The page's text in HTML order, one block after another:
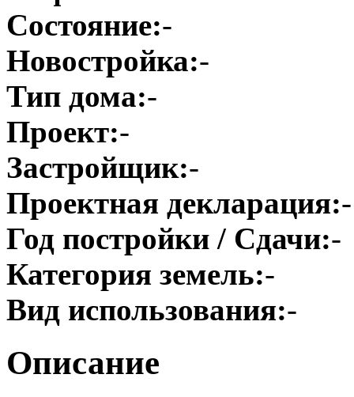
Состояние:-
Новостройка:-
Тип дома:-
Проект:-
Застройщик:-
Проектная декларация:-
Год постройки / Сдачи:-
Категория земель:-
Вид использования:-
Описание